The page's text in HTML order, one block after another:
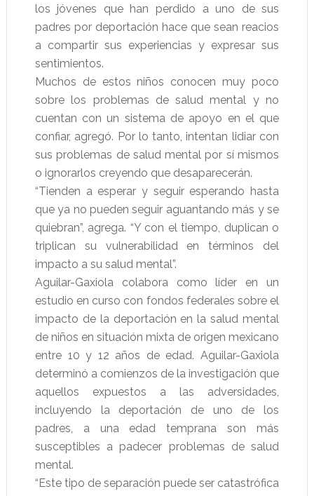
los jóvenes que han perdido a uno de sus
padres por deportación hace que sean reacios
a compartir sus experiencias y expresar sus
sentimientos.
Muchos de estos niños conocen muy poco
sobre los problemas de salud mental y no
cuentan con un sistema de apoyo en el que
confiar, agregó. Por lo tanto, intentan lidiar con
sus problemas de salud mental por sí mismos
o ignorarlos creyendo que desaparecerán.
“Tienden a esperar y seguir esperando hasta
que ya no pueden seguir aguantando más y se
quiebran”, agrega. “Y con el tiempo, duplican o
triplican su vulnerabilidad en términos del
impacto a su salud mental”.
Aguilar-Gaxiola colabora como líder en un
estudio en curso con fondos federales sobre el
impacto de la deportación en la salud mental
de niños en situación mixta de origen mexicano
entre 10 y 12 años de edad. Aguilar-Gaxiola
determinó a comienzos de la investigación que
aquellos expuestos a las adversidades,
incluyendo la deportación de uno de los
padres, a una edad temprana son más
susceptibles a padecer problemas de salud
mental.
“Este tipo de separación puede ser catastrófica